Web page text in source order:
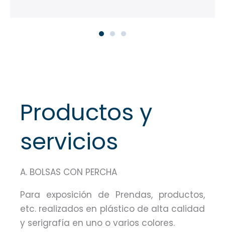
Productos y
servicios
A. BOLSAS CON PERCHA
Para exposición de Prendas, productos,
etc. realizados en plástico de alta calidad
y serigrafía en uno o varios colores.